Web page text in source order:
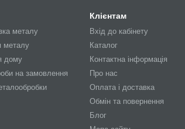
металу
металу
дому
на замовлення
Клієнтам
Вхід до кабінету
Каталог
Контактна інформація
Про нас
Оплата і доставка
Обмін та повернення
Блог